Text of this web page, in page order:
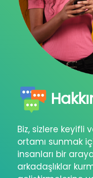
Biz, sizlere keyifli
ortamı sunmak
insanları bir
arkadaşlıklar